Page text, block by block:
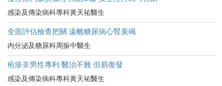
感染及傳染病科專科黃天祐醫生
全面評估檢查把關 遠離糖尿病心腎衰竭
內分泌及糖尿科周振中醫生
疱疹非男性專利 醫治不難 但易復發
感染及傳染病科專科黃天祐醫生